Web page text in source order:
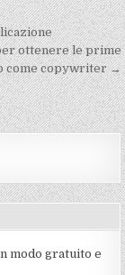
ottenere le prime
come copywriter →
modo gratuito e